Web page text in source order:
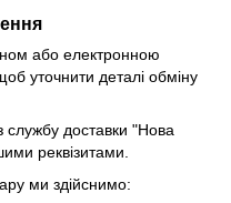
або електронною
уточнити деталі обміну
службу доставки "Нова
реквізитами.
ми здійснимо: